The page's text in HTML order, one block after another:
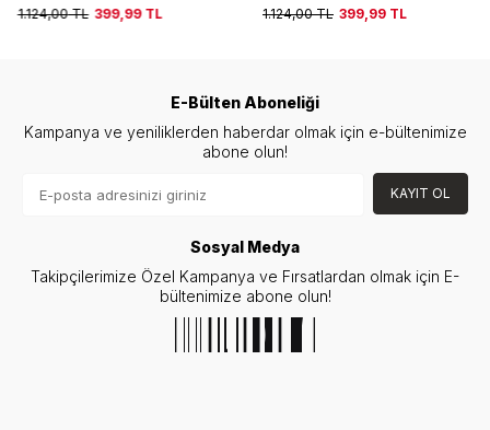
1.124,00TL 399,99TL
1.124,00TL 399,99TL
E-Bülten Aboneliği
Kampanya ve yeniliklerden haberdar olmak için e-bültenimize
abone olun!
KAYIT OL
Sosyal Medya
Takipçilerimize Özel Kampanya ve Fırsatlardan olmak için E-
bültenimize abone olun!